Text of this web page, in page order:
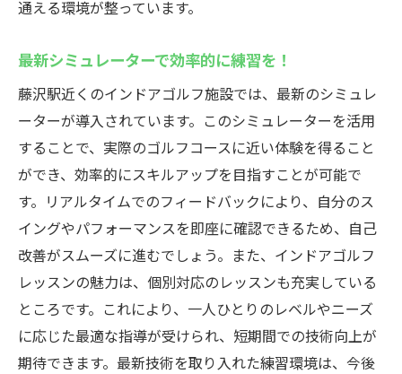
ウテミル藤沢店の魅力を徹底解説
天候に左右されずに練習できる安心感
季節を問わず通えるゴルフレッスン
いつでも通える柔軟なスケジュール
最新技術を駆使したインドアゴルフレッスン藤
沢駅でスキルアップ
最新のシミュレーション技術でコース体験
スイング解析で自分の技術を見直す
リアルタイムフィードバックが生む効果
テクノロジーを活用したゴルフレッスン
藤沢駅でのインドアゴルフが提供する未来
通える環境が整っています。
最新シミュレーターで効率的に練習を！
藤沢駅近くのインドアゴルフ施設では、最新のシミュレ
ーターが導入されています。このシミュレーターを活用
することで、実際のゴルフコースに近い体験を得ること
ができ、効率的にスキルアップを目指すことが可能で
す。リアルタイムでのフィードバックにより、自分のス
イングやパフォーマンスを即座に確認できるため、自己
改善がスムーズに進むでしょう。また、インドアゴルフ
レッスンの魅力は、個別対応のレッスンも充実している
ところです。これにより、一人ひとりのレベルやニーズ
に応じた最適な指導が受けられ、短期間での技術向上が
期待できます。最新技術を取り入れた練習環境は、今後